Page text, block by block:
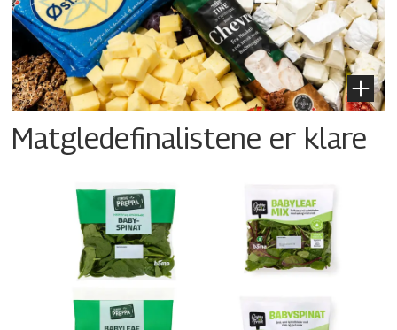
Matgledefinalistene er klare